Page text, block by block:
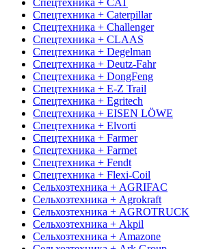
Спецтехника + Caterpillar
Спецтехника + Challenger
Спецтехника + CLAAS
Спецтехника + Degelman
Спецтехника + Deutz-Fahr
Спецтехника + DongFeng
Спецтехника + E-Z Trail
Спецтехника + Egritech
Спецтехника + EISEN LÖWE
Спецтехника + Elvorti
Спецтехника + Farmer
Спецтехника + Farmet
Спецтехника + Fendt
Спецтехника + Flexi-Coil
Сельхозтехника + AGRIFAC
Сельхозтехника + Agrokraft
Сельхозтехника + AGROTRUCK
Сельхозтехника + Akpil
Сельхозтехника + Amazone